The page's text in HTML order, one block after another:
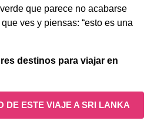
que parece no acabarse
ves y piensas: “esto es una
destinos para viajar en
DE ESTE VIAJE A SRI LANKA